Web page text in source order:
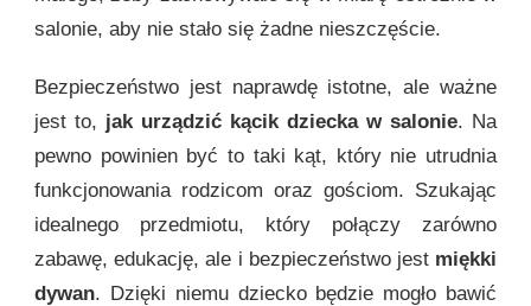
salonie, aby nie stało się żadne nieszczęście.
Bezpieczeństwo jest naprawdę istotne, ale ważne
jest to, jak urządzić kącik dziecka w salonie. Na
pewno powinien być to taki kąt, który nie utrudnia
funkcjonowania rodzicom oraz gościom. Szukając
idealnego przedmiotu, który połączy zarówno
zabawę, edukację, ale i bezpieczeństwo jest miękki
dywan. Dzięki niemu dziecko będzie mogło bawić